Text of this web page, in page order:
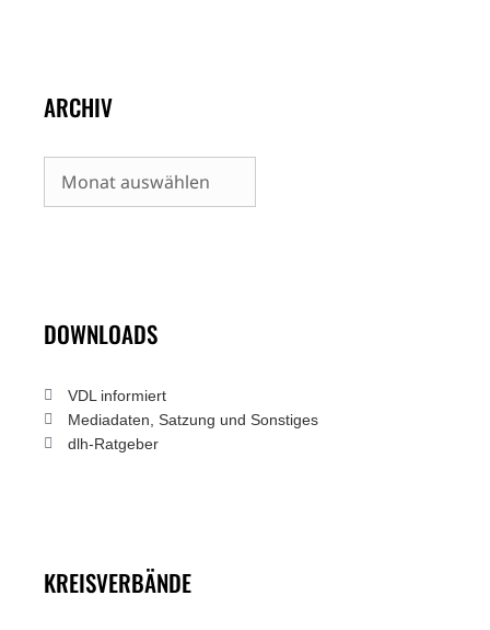
ARCHIV
Archiv
DOWNLOADS
VDL informiert
Mediadaten, Satzung und Sonstiges
dlh-Ratgeber
KREISVERBÄNDE